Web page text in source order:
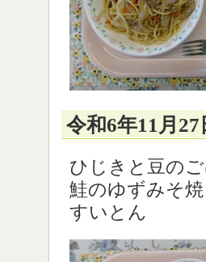
令和6年11月27
ひじきと豆の
鮭のゆずみそ焼
すいとん